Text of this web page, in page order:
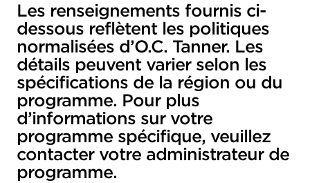
Les renseignements fournis ci-
dessous reflètent les politiques
normalisées d’O.C. Tanner. Les
détails peuvent varier selon les
spécifications de la région ou du
programme. Pour plus
d’informations sur votre
programme spécifique, veuillez
contacter votre administrateur de
programme.